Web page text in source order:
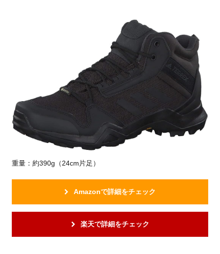
重量：約390g（24cm片足）
Amazonで詳細をチェック
楽天で詳細をチェック